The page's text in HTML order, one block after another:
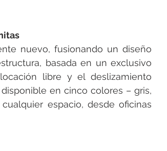
nuevo, fusionando un diseño
basada en un exclusivo
libre y el deslizamiento
en cinco colores – gris,
espacio, desde oficinas